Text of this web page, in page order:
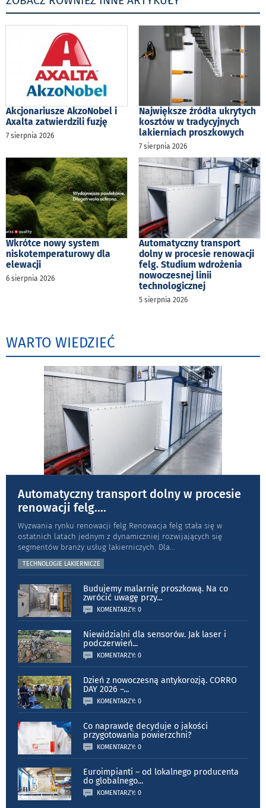
Akcjonariusze AkzoNobel i
Axalta zatwierdzili fuzję
7 sierpnia 2026
Największe źródła ukrytych
kosztów w tradycyjnych
lakierniach proszkowych
7 sierpnia 2026
Wkrótce nowy system
niskotemperaturowy dla
elewacji
6 sierpnia 2026
Automatyczny transport
dolny w procesie renowacji
felg. Studium wdrożenia
nowoczesnej linii
technologicznej
5 sierpnia 2026
WARTO WIEDZIEĆ
Automatyczny transport dolny w procesie
renowacji felg....
Wyzwania rynku renowacji felg Renowacja felg stała się w
ostatnich latach jednym z dynamiczniej rozwijających się
segmentów branży usług lakierniczych. Dla...
TECHNOLOGIE LAKIERNICZE
Budujemy malarnię proszkową. Na co
zwrócić uwagę przy...
KOMENTARZY: 0
Niewidzialni dla sensorów. Jak laser i
podczerwień...
KOMENTARZY: 0
Dzień z nowoczesną antykorozją. CORRO
DAY 2026 –...
KOMENTARZY: 0
Co naprawdę decyduje o jakości
przygotowania powierzchni?
KOMENTARZY: 0
Euroimpianti – od lokalnego producenta
do globalnego...
KOMENTARZY: 0